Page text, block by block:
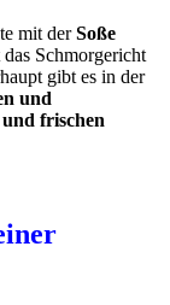
mit derSoße
Schmorgericht
gibt es in der
und
frischen